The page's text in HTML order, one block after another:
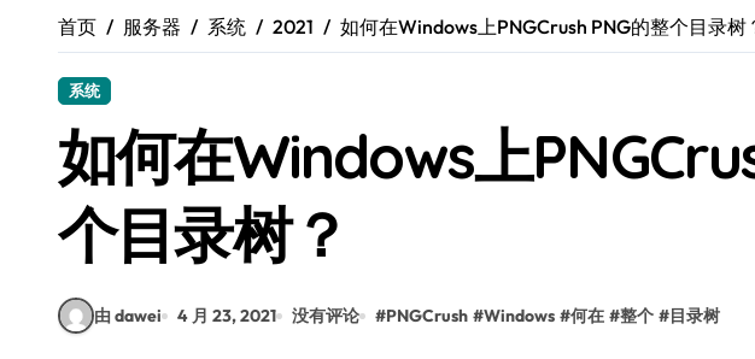
科技赋能安全：容器技术与编排策略重塑服务器管理新效能
科技赋能：系统容器深度优化，高效编排提升服务器交互效能
首页 服务器 系统 2021 如何在Windows上PNGCrush PNG的整个目录树
系统
如何在Windows上
个目录树？
由 dawei 4 月 23, 2021 没有评论 #PNGCrush #Windows #何在 #整个 #目录树